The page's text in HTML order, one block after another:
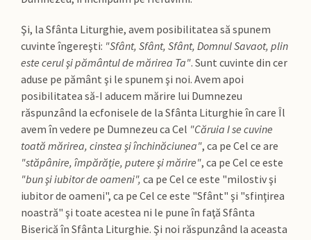
Şi, la Sfânta Liturghie, avem posibilitatea să spunem
cuvinte îngereşti: "Sfânt, Sfânt, Sfânt, Domnul Savaot, plin
este cerul şi pământul de mărirea Ta". Sunt cuvinte din cer
aduse pe pământ şi le spunem şi noi. Avem apoi
posibilitatea să-I aducem mărire lui Dumnezeu
răspunzând la ecfonisele de la Sfânta Liturghie în care Îl
avem în vedere pe Dumnezeu ca Cel "Căruia I se cuvine
toată mărirea, cinstea şi închinăciunea", ca pe Cel ce are
"stăpânire, împărăţie, putere şi mărire", ca pe Cel ce este
"bun şi iubitor de oameni", ca pe Cel ce este "milostiv şi
iubitor de oameni", ca pe Cel ce este "Sfânt" şi "sfinţirea
noastră" şi toate acestea ni le pune în faţă Sfânta
Biserică în Sfânta Liturghie. Şi noi răspunzând la aceasta